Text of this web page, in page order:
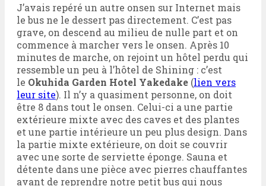
J’avais repéré un autre onsen sur Internet mais
le bus ne le dessert pas directement. C’est pas
grave, on descend au milieu de nulle part et on
commence à marcher vers le onsen. Après 10
minutes de marche, on rejoint un hôtel perdu qui
ressemble un peu à l’hôtel de Shining : c’est
le Okuhida Garden Hotel Yakedake (lien vers
leur site). Il n’y a quasiment personne, on doit
être 8 dans tout le onsen. Celui-ci a une partie
extérieure mixte avec des caves et des plantes
et une partie intérieure un peu plus design. Dans
la partie mixte extérieure, on doit se couvrir
avec une sorte de serviette éponge. Sauna et
détente dans une pièce avec pierres chauffantes
avant de reprendre notre petit bus qui nous